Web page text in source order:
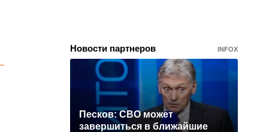
Новости партнеров INFOX
Песков: СВО может
завершиться в ближайшие